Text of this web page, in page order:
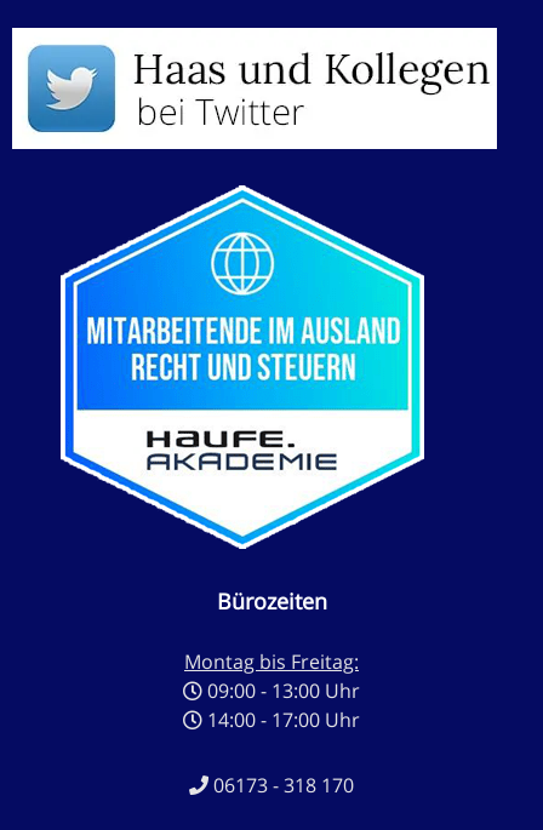
Bürozeiten
Montag bis Freitag:
09:00 - 13:00 Uhr
14:00 - 17:00 Uhr
06173 - 318 170